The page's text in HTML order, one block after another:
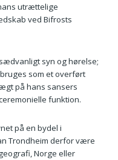
utrættelige
ved Bifrosts
syn og hørelse;
som et overført
på hans sansers
funktion.
på en bydel i
Trondheim derfor være
Norge eller